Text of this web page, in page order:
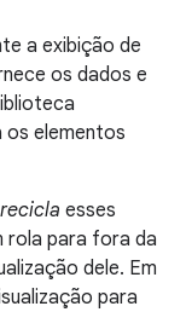
a exibição de
os dados e
os elementos
recicla esses
rola para fora da
dele. Em
para